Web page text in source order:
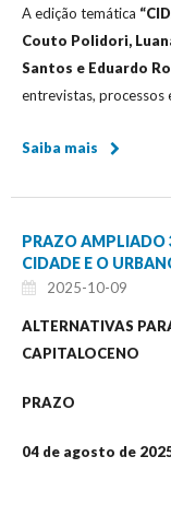
A edição temática
Couto Polidori,
Santos e Eduardo
entrevistas, processos
Saiba mais
PRAZO AMPLIADO
CIDADE E O
2025-10-09
ALTERNATIVAS
CAPITALOCENO
PRAZO
04 de agosto de